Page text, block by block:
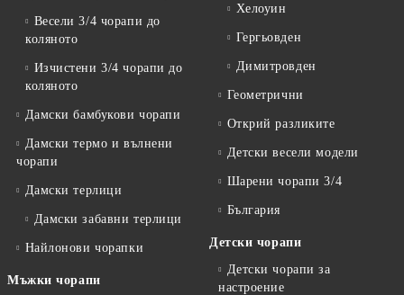
Весели 3/4 чорапи до
коляното
Изчистени 3/4 чорапи до
коляното
Дамски бамбукови чорапи
Дамски термо и вълнени
чорапи
Дамски терлици
Дамски забавни терлици
Найлонови чорапки
Мъжки чорапи
Хелоуин
Гергьовден
Димитровден
Геометрични
Открий разликите
Детски весели модели
Шарени чорапи 3/4
България
Детски чорапи
Детски чорапи за
настроение